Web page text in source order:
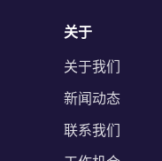
关于
关于我们
新闻动态
联系我们